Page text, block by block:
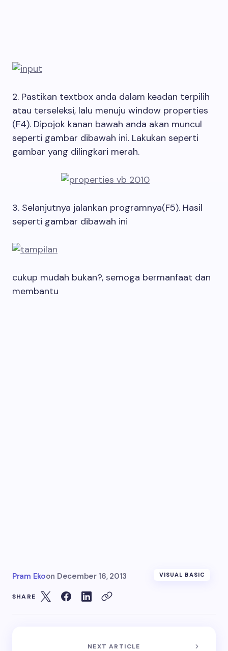
2. Pastikan textbox anda dalam keadan terpilih
atau terseleksi, lalu menuju window properties
(F4). Dipojok kanan bawah anda akan muncul
seperti gambar dibawah ini. Lakukan seperti
gambar yang dilingkari merah.
3. Selanjutnya jalankan programnya(F5). Hasil
seperti gambar dibawah ini
cukup mudah bukan?, semoga bermanfaat dan
membantu
Pram Ekoon December 16, 2013 VISUAL BASIC
SHARE
NEXT ARTICLE